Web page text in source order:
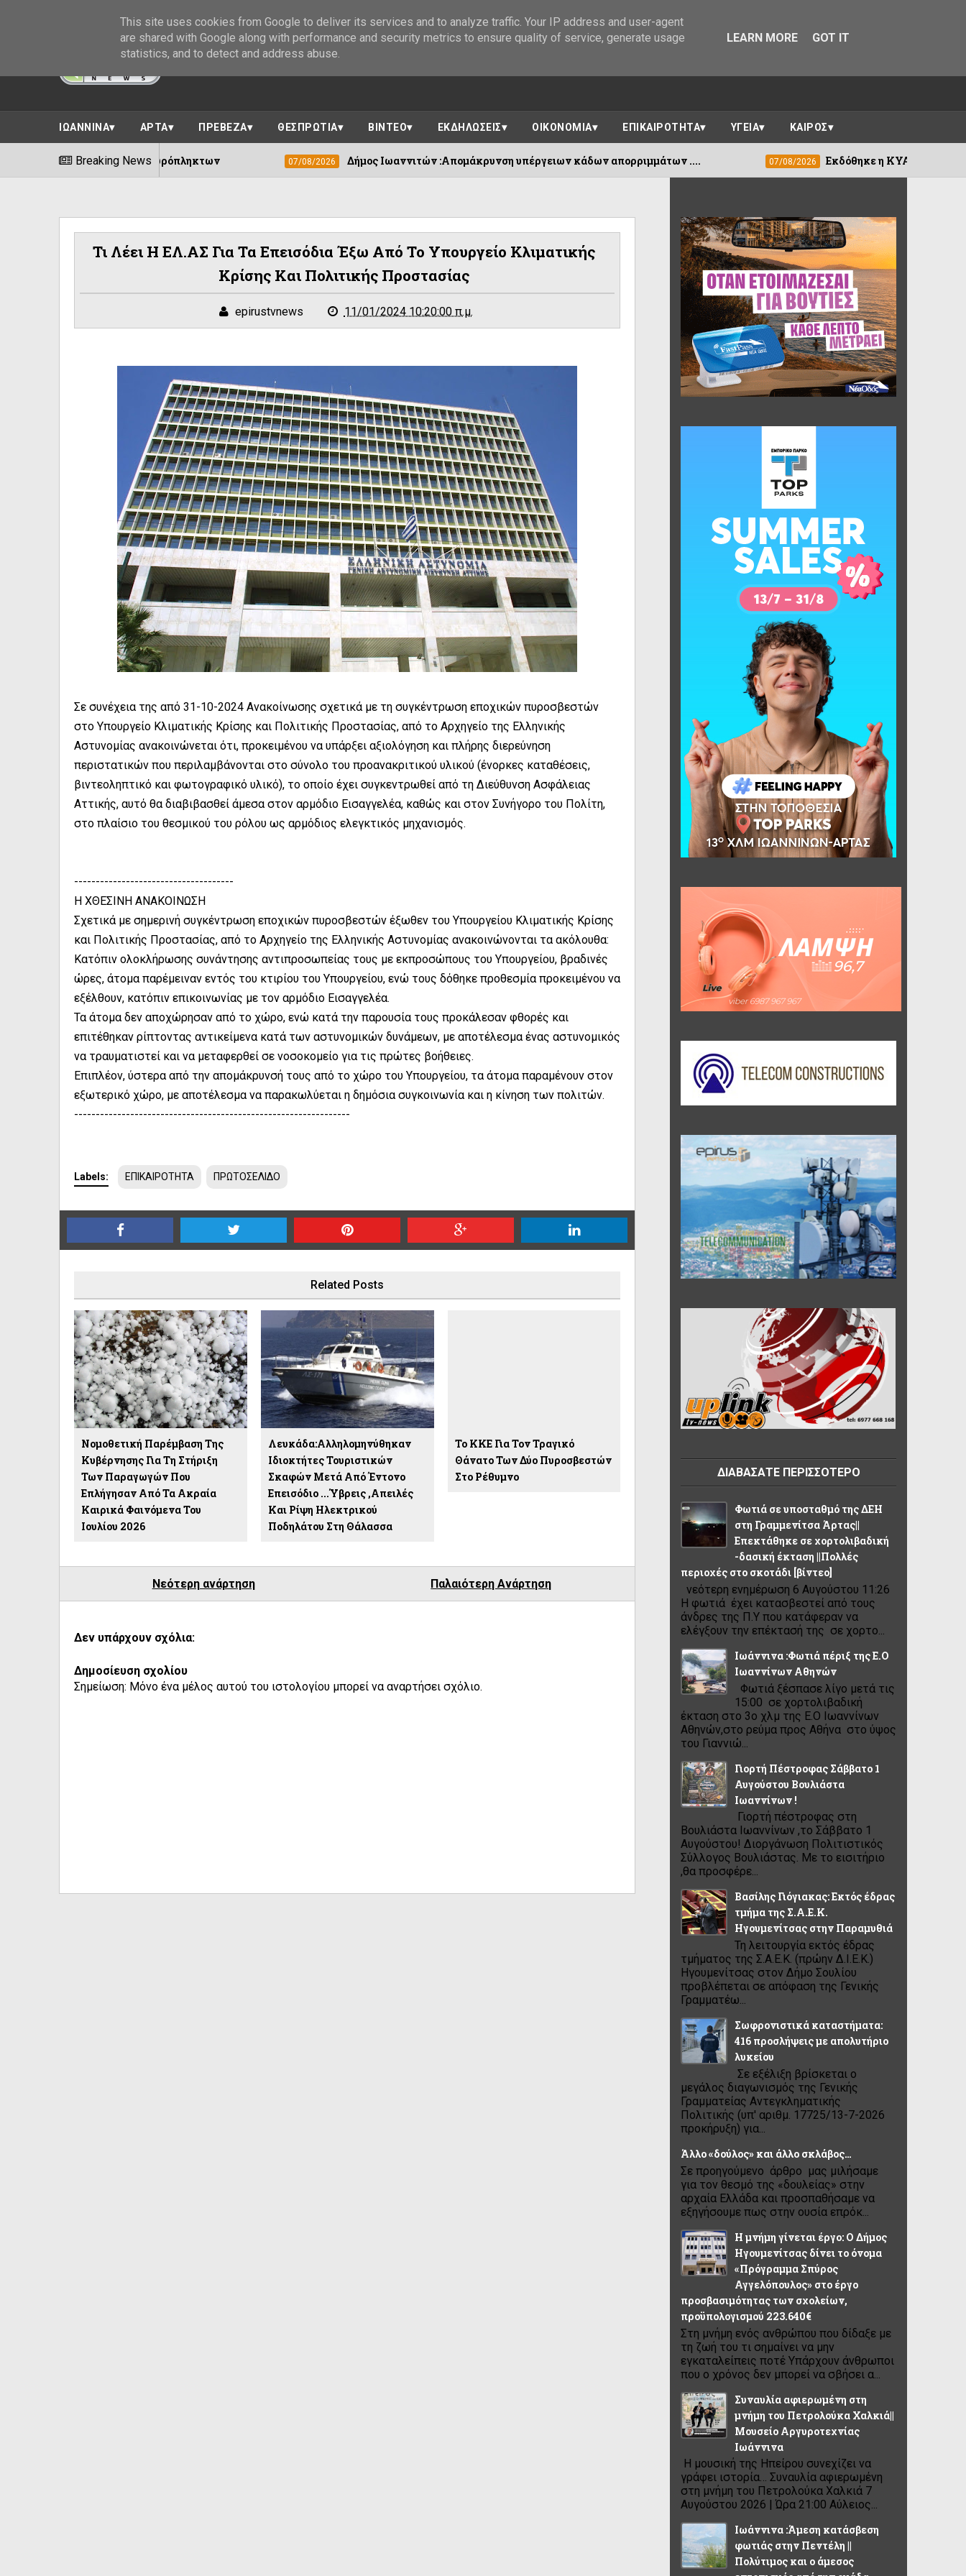
ΙΩΑΝΝΙΝΑ ΑΡΤΑ ΠΡΕΒΕΖΑ ΘΕΣΠΡΩΤΙΑ ΒΙΝΤΕΟ ΕΚΔΗΛΩΣΕΙΣ ΟΙΚΟΝΟΜΙΑ ΕΠΙΚΑΙΡΟΤΗΤΑ ΥΓΕΙΑ ΚΑΙΡΟΣ
Breaking News
των πυρόπληκτων 07/08/2026 Δήμος Ιωαννιτών :Απομάκρυνση υπέργειων κάδων απορριμμάτων .... 07/08/2026 Εκδόθηκε η ΚΥΑ για τη στεγαστική
Τι Λέει Η ΕΛ.ΑΣ Για Τα Επεισόδια Έξω Από Το Υπουργείο Κλιματικής
Κρίσης Και Πολιτικής Προστασίας
epirustvnews 11/01/2024 10:20:00 π.μ.
Σε συνέχεια της από 31-10-2024 Ανακοίνωσης σχετικά με τη συγκέντρωση εποχικών πυροσβεστών
στο Υπουργείο Κλιματικής Κρίσης και Πολιτικής Προστασίας, από το Αρχηγείο της Ελληνικής
Αστυνομίας ανακοινώνεται ότι, προκειμένου να υπάρξει αξιολόγηση και πλήρης διερεύνηση
περιστατικών που περιλαμβάνονται στο σύνολο του προανακριτικού υλικού (ένορκες καταθέσεις,
βιντεοληπτικό και φωτογραφικό υλικό), το οποίο έχει συγκεντρωθεί από τη Διεύθυνση Ασφάλειας
Αττικής, αυτό θα διαβιβασθεί άμεσα στον αρμόδιο Εισαγγελέα, καθώς και στον Συνήγορο του Πολίτη,
στο πλαίσιο του θεσμικού του ρόλου ως αρμόδιος ελεγκτικός μηχανισμός.
-------------------------------------
Η ΧΘΕΣΙΝΗ ΑΝΑΚΟΙΝΩΣΗ
Σχετικά με σημερινή συγκέντρωση εποχικών πυροσβεστών έξωθεν του Υπουργείου Κλιματικής Κρίσης
και Πολιτικής Προστασίας, από το Αρχηγείο της Ελληνικής Αστυνομίας ανακοινώνονται τα ακόλουθα:
Κατόπιν ολοκλήρωσης συνάντησης αντιπροσωπείας τους με εκπροσώπους του Υπουργείου, βραδινές
ώρες, άτομα παρέμειναν εντός του κτιρίου του Υπουργείου, ενώ τους δόθηκε προθεσμία προκειμένου να
εξέλθουν, κατόπιν επικοινωνίας με τον αρμόδιο Εισαγγελέα.
Τα άτομα δεν αποχώρησαν από το χώρο, ενώ κατά την παρουσία τους προκάλεσαν φθορές και
επιτέθηκαν ρίπτοντας αντικείμενα κατά των αστυνομικών δυνάμεων, με αποτέλεσμα ένας αστυνομικός
να τραυματιστεί και να μεταφερθεί σε νοσοκομείο για τις πρώτες βοήθειες.
Επιπλέον, ύστερα από την απομάκρυνσή τους από το χώρο του Υπουργείου, τα άτομα παραμένουν στον
εξωτερικό χώρο, με αποτέλεσμα να παρακωλύεται η δημόσια συγκοινωνία και η κίνηση των πολιτών.
----------------------------------------------------------------
Labels: ΕΠΙΚΑΙΡΟΤΗΤΑ ΠΡΩΤΟΣΕΛΙΔΟ
Related Posts
Νομοθετική Παρέμβαση Της
Κυβέρνησης Για Τη Στήριξη
Των Παραγωγών Που
Επλήγησαν Από Τα Ακραία
Καιρικά Φαινόμενα Του
Ιουλίου 2026
Λευκάδα:Αλληλομηνύθηκαν
Ιδιοκτήτες Τουριστικών
Σκαφών Μετά Από Έντονο
Επεισόδιο ...Ύβρεις ,απειλές
Και Ρίψη Ηλεκτρικού
Ποδηλάτου Στη Θάλασσα
To KKE Για Τον Τραγικό
Θάνατο Των Δύο Πυροσβεστών
Στο Ρέθυμνο
Νεότερη ανάρτηση Παλαιότερη Ανάρτηση
Δεν υπάρχουν σχόλια:
Δημοσίευση σχολίου
Σημείωση: Μόνο ένα μέλος αυτού του ιστολογίου μπορεί να αναρτήσει σχόλιο.
ΔΙΑΒΑΣΑΤΕ ΠΕΡΙΣΣΟΤΕΡΟ
Φωτιά σε υποσταθμό της ΔΕΗ
στη Γραμμενίτσα Άρτας||
Επεκτάθηκε σε χορτολιβαδική
-δασική έκταση ||Πολλές
περιοχές στο σκοτάδι [βίντεο]
νεότερη ενημέρωση 6 Αυγούστου 11:26
Η φωτιά έχει κατασβεστεί από τους
άνδρες της Π.Υ που κατάφεραν να
ελέγξουν την επέκτασή της σε χορτο...
Ιωάννινα :Φωτιά πέριξ της Ε.Ο
Ιωαννίνων Αθηνών
Φωτιά ξέσπασε λίγο μετά τις
15:00 σε χορτολιβαδική
έκταση στο 3ο χλμ της Ε.Ο Ιωαννίνων
Αθηνών,στο ρεύμα προς Αθήνα στο ύψος
του Γιαννιώ...
Γιορτή Πέστροφας Σάββατο 1
Αυγούστου Βουλιάστα
Ιωαννίνων !
Γιορτή πέστροφας στη
Βουλιάστα Ιωαννίνων ,το Σάββατο 1
Αυγούστου! Διοργάνωση Πολιτιστικός
Σύλλογος Βουλιάστας. Με το εισιτήριο
,θα προσφέρε...
Βασίλης Γιόγιακας: Εκτός έδρας
τμήμα της Σ.Α.Ε.Κ.
Ηγουμενίτσας στην Παραμυθιά
Τη λειτουργία εκτός έδρας
τμήματος της Σ.Α.Ε.Κ. (πρώην Δ.Ι.Ε.Κ.)
Ηγουμενίτσας στον Δήμο Σουλίου
προβλέπεται σε απόφαση της Γενικής
Γραμματέω...
Σωφρονιστικά καταστήματα:
416 προσλήψεις με απολυτήριο
λυκείου
Σε εξέλιξη βρίσκεται ο
μεγάλος διαγωνισμός της Γενικής
Γραμματείας Αντεγκληματικής
Πολιτικής (υπ' αριθμ. 17725/13-7-2026
προκήρυξη) για...
Άλλο «δούλος» και άλλο σκλάβος…
Σε προηγούμενο άρθρο μας μιλήσαμε
για τον θεσμό της «δουλείας» στην
αρχαία Ελλάδα και προσπαθήσαμε να
εξηγήσουμε πως στην ουσία επρόκ...
Η μνήμη γίνεται έργο: Ο Δήμος
Ηγουμενίτσας δίνει το όνομα
«Πρόγραμμα Σπύρος
Αγγελόπουλος» στο έργο
προσβασιμότητας των σχολείων,
προϋπολογισμού 223.640€
Στη μνήμη ενός ανθρώπου που δίδαξε με
τη ζωή του τι σημαίνει να μην
εγκαταλείπεις ποτέ Υπάρχουν άνθρωποι
που ο χρόνος δεν μπορεί να σβήσει α...
Συναυλία αφιερωμένη στη
μνήμη του Πετρολούκα Χαλκιά||
Μουσείο Αργυροτεχνίας
Ιωάννινα
Η μουσική της Ηπείρου συνεχίζει να
γράφει ιστορία… Συναυλία αφιερωμένη
στη μνήμη του Πετρολούκα Χαλκιά 7
Αυγούστου 2026 | Ώρα 21:00 Αύλειος...
Ιωάννινα :Άμεση κατάσβεση
φωτιάς στην Πεντέλη ||
Πολύτιμος και ο άμεσος
This site uses cookies from Google to deliver its services and to analyze traffic. Your IP address and user-agent
are shared with Google along with performance and security metrics to ensure quality of service, generate usage
statistics, and to detect and address abuse.
LEARN MORE GOT IT